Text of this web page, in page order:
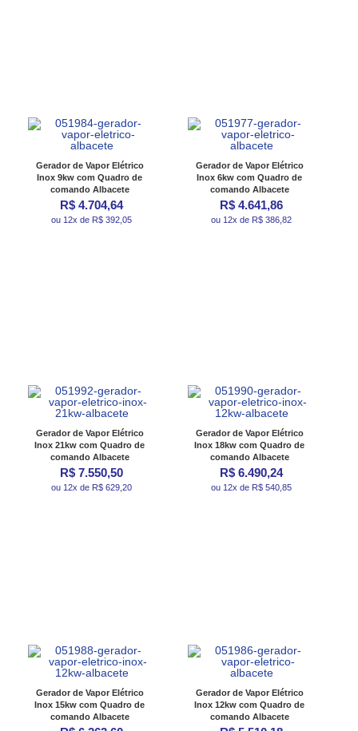
Gerador de Vapor Elétrico
Inox 9kw com Quadro de
comando Albacete
R$ 4.704,64
ou 12x de R$ 392,05
Gerador de Vapor Elétrico
Inox 6kw com Quadro de
comando Albacete
R$ 4.641,86
ou 12x de R$ 386,82
Gerador de Vapor Elétrico
Inox 21kw com Quadro de
comando Albacete
R$ 7.550,50
ou 12x de R$ 629,20
Gerador de Vapor Elétrico
Inox 18kw com Quadro de
comando Albacete
R$ 6.490,24
ou 12x de R$ 540,85
Gerador de Vapor Elétrico
Inox 15kw com Quadro de
comando Albacete
Gerador de Vapor Elétrico
Inox 12kw com Quadro de
comando Albacete